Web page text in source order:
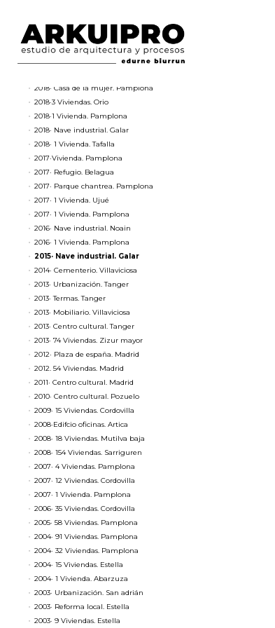
2020·1 Vivienda. Pamplona
2020·1 Casa-granero. Garde
2019· 10 Viviendas. Pamplona
2018· Casa de la mujer. Pamplona
2018·3 Viviendas. Orio
2018·1 Vivienda. Pamplona
2018· Nave industrial. Galar
2018· 1 Vivienda. Tafalla
2017·Vivienda. Pamplona
2017· Refugio. Belagua
2017· Parque chantrea. Pamplona
2017· 1 Vivienda. Ujué
2017· 1 Vivienda. Pamplona
2016· Nave industrial. Noain
2016· 1 Vivienda. Pamplona
2015· Nave industrial. Galar
2014· Cementerio. Villaviciosa
2013· Urbanización. Tanger
2013· Termas. Tanger
2013· Mobiliario. Villaviciosa
2013· Centro cultural. Tanger
2013· 74 Viviendas. Zizur mayor
2012· Plaza de españa. Madrid
2012. 54 Viviendas. Madrid
2011· Centro cultural. Madrid
2010· Centro cultural. Pozuelo
2009· 15 Viviendas. Cordovilla
2008·Edifcio oficinas. Artica
2008· 18 Viviendas. Mutilva baja
2008· 154 Viviendas. Sarriguren
2007· 4 Viviendas. Pamplona
2007· 12 Viviendas. Cordovilla
2007· 1 Vivienda. Pamplona
2006· 35 Viviendas. Cordovilla
2005· 58 Viviendas. Pamplona
2004· 91 Viviendas. Pamplona
2004· 32 Viviendas. Pamplona
2004· 15 Viviendas. Estella
2004· 1 Vivienda. Abarzuza
2003· Urbanización. San adrián
2003· Reforma local. Estella
2003· 9 Viviendas. Estella